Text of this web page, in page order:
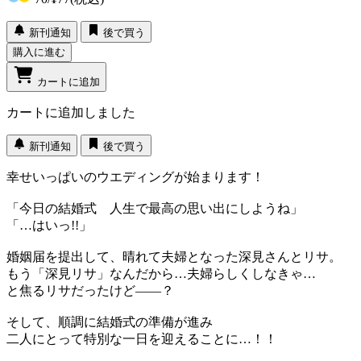
新刊通知
後で買う
購入に進む
カートに追加
カートに追加しました
新刊通知 後で買う
幸せいっぱいのウエディングが始まります！
「今日の結婚式 人生で最高の思い出にしようね」
「…はいっ!!」
婚姻届を提出して、晴れて夫婦となった深見さんとリサ。
もう「深見リサ」なんだから…夫婦らしくしなきゃ…
と焦るリサだったけど――？
そして、順調に結婚式の準備が進み
二人にとって特別な一日を迎えることに…！！